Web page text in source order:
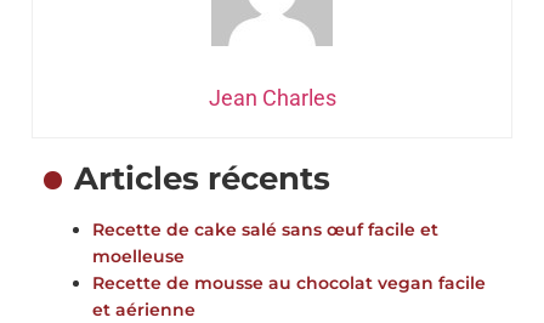
Jean Charles
Articles récents
Recette de cake salé sans œuf facile et
moelleuse
Recette de mousse au chocolat vegan facile
et aérienne